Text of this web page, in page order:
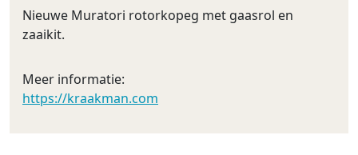
Nieuwe Muratori rotorkopeg met gaasrol en
zaaikit.
Meer informatie:
https://kraakman.com